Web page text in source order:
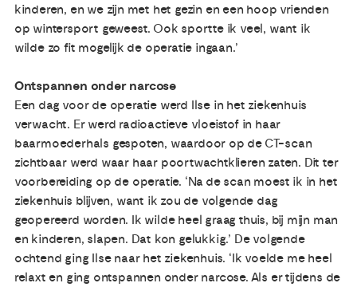
kinderen, en we zijn met het gezin en een hoop vrienden
op wintersport geweest. Ook sportte ik veel, want ik
wilde zo fit mogelijk de operatie ingaan.’
Ontspannen onder narcose
Een dag voor de operatie werd Ilse in het ziekenhuis
verwacht. Er werd radioactieve vloeistof in haar
baarmoederhals gespoten, waardoor op de CT-scan
zichtbaar werd waar haar poortwachtklieren zaten. Dit ter
voorbereiding op de operatie. ‘Na de scan moest ik in het
ziekenhuis blijven, want ik zou de volgende dag
geopereerd worden. Ik wilde heel graag thuis, bij mijn man
en kinderen, slapen. Dat kon gelukkig.’ De volgende
ochtend ging Ilse naar het ziekenhuis. ‘Ik voelde me heel
relaxt en ging ontspannen onder narcose. Als er tijdens de